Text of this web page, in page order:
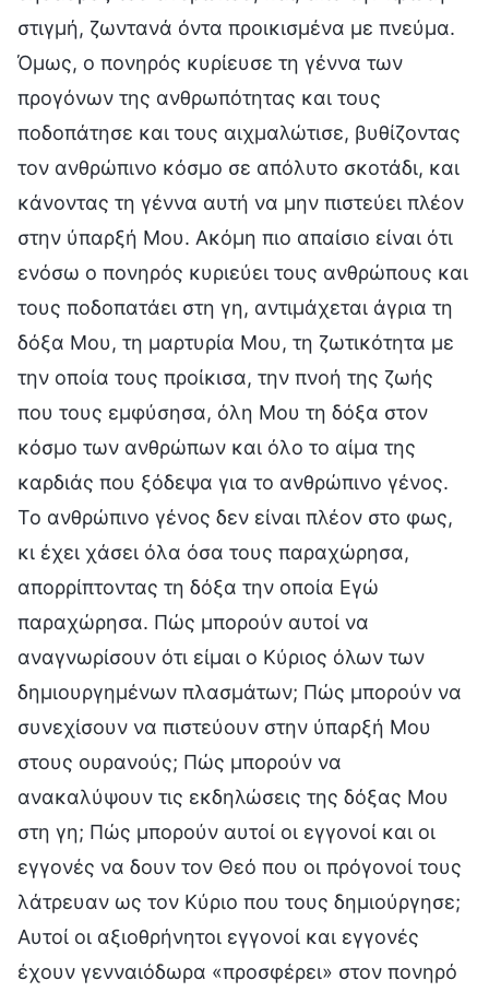
στιγμή, ζωντανά όντα προικισμένα με πνεύμα.
Όμως, ο πονηρός κυρίευσε τη γέννα των
προγόνων της ανθρωπότητας και τους
ποδοπάτησε και τους αιχμαλώτισε, βυθίζοντας
τον ανθρώπινο κόσμο σε απόλυτο σκοτάδι, και
κάνοντας τη γέννα αυτή να μην πιστεύει πλέον
στην ύπαρξή Μου. Ακόμη πιο απαίσιο είναι ότι
ενόσω ο πονηρός κυριεύει τους ανθρώπους και
τους ποδοπατάει στη γη, αντιμάχεται άγρια τη
δόξα Μου, τη μαρτυρία Μου, τη ζωτικότητα με
την οποία τους προίκισα, την πνοή της ζωής
που τους εμφύσησα, όλη Μου τη δόξα στον
κόσμο των ανθρώπων και όλο το αίμα της
καρδιάς που ξόδεψα για το ανθρώπινο γένος.
Το ανθρώπινο γένος δεν είναι πλέον στο φως,
κι έχει χάσει όλα όσα τους παραχώρησα,
απορρίπτοντας τη δόξα την οποία Εγώ
παραχώρησα. Πώς μπορούν αυτοί να
αναγνωρίσουν ότι είμαι ο Κύριος όλων των
δημιουργημένων πλασμάτων; Πώς μπορούν να
συνεχίσουν να πιστεύουν στην ύπαρξή Μου
στους ουρανούς; Πώς μπορούν να
ανακαλύψουν τις εκδηλώσεις της δόξας Μου
στη γη; Πώς μπορούν αυτοί οι εγγονοί και οι
εγγονές να δουν τον Θεό που οι πρόγονοί τους
λάτρευαν ως τον Κύριο που τους δημιούργησε;
Αυτοί οι αξιοθρήνητοι εγγονοί και εγγονές
έχουν γενναιόδωρα «προσφέρει» στον πονηρό